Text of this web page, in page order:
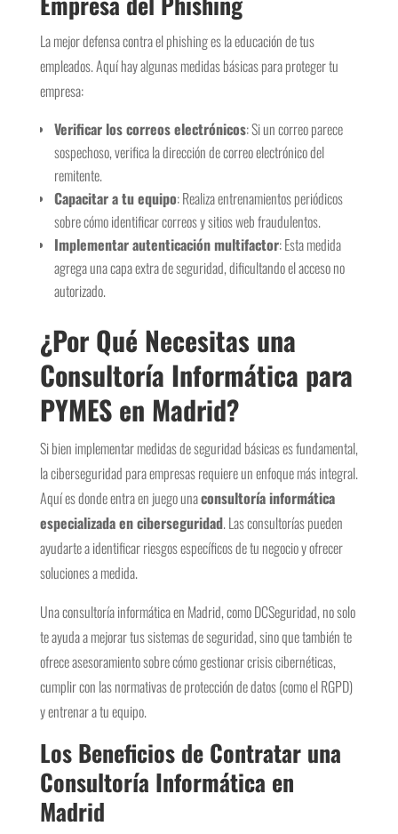
La mejor defensa contra el phishing es la educación de tus
empleados. Aquí hay algunas medidas básicas para proteger tu
empresa:
Verificar los correos electrónicos: Si un correo parece
sospechoso, verifica la dirección de correo electrónico del
remitente.
Capacitar a tu equipo: Realiza entrenamientos periódicos
sobre cómo identificar correos y sitios web fraudulentos.
Implementar autenticación multifactor: Esta medida
agrega una capa extra de seguridad, dificultando el acceso no
autorizado.
¿Por Qué Necesitas una
Consultoría Informática para
PYMES en Madrid?
Si bien implementar medidas de seguridad básicas es fundamental,
la ciberseguridad para empresas requiere un enfoque más integral.
Aquí es donde entra en juego unaconsultoría informática
especializada en ciberseguridad. Las consultorías pueden
ayudarte a identificar riesgos específicos de tu negocio y ofrecer
soluciones a medida.
Una consultoría informática en Madrid, como DCSeguridad, no solo
te ayuda a mejorar tus sistemas de seguridad, sino que también te
ofrece asesoramiento sobre cómo gestionar crisis cibernéticas,
cumplir con las normativas de protección de datos (como el RGPD)
y entrenar a tu equipo.
Los Beneficios de Contratar una
Consultoría Informática en
Madrid